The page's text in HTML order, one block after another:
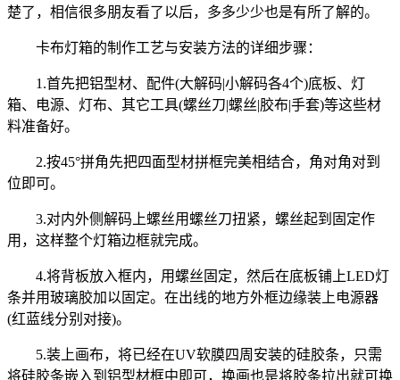
楚了，相信很多朋友看了以后，多多少少也是有所了解的。
卡布灯箱的制作工艺与安装方法的详细步骤：
1.首先把铝型材、配件(大解码|小解码各4个)底板、灯
箱、电源、灯布、其它工具(螺丝刀|螺丝|胶布|手套)等这些材
料准备好。
2.按45°拼角先把四面型材拼框完美相结合，角对角对到
位即可。
3.对内外侧解码上螺丝用螺丝刀扭紧，螺丝起到固定作
用，这样整个灯箱边框就完成。
4.将背板放入框内，用螺丝固定，然后在底板铺上LED灯
条并用玻璃胶加以固定。在出线的地方外框边缘装上电源器
(红蓝线分别对接)。
5.装上画布，将已经在UV软膜四周安装的硅胶条，只需
将硅胶条嵌入到铝型材框中即可，换画也是将胶条拉出就可换